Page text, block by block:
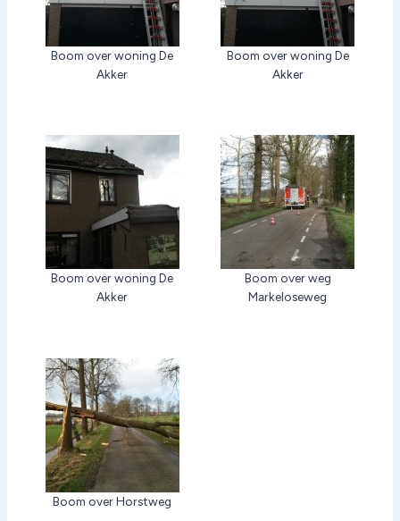
Boom over woning De
Akker
Boom over woning De
Akker
Boom over woning De
Akker
Boom over weg
Markeloseweg
Boom over Horstweg